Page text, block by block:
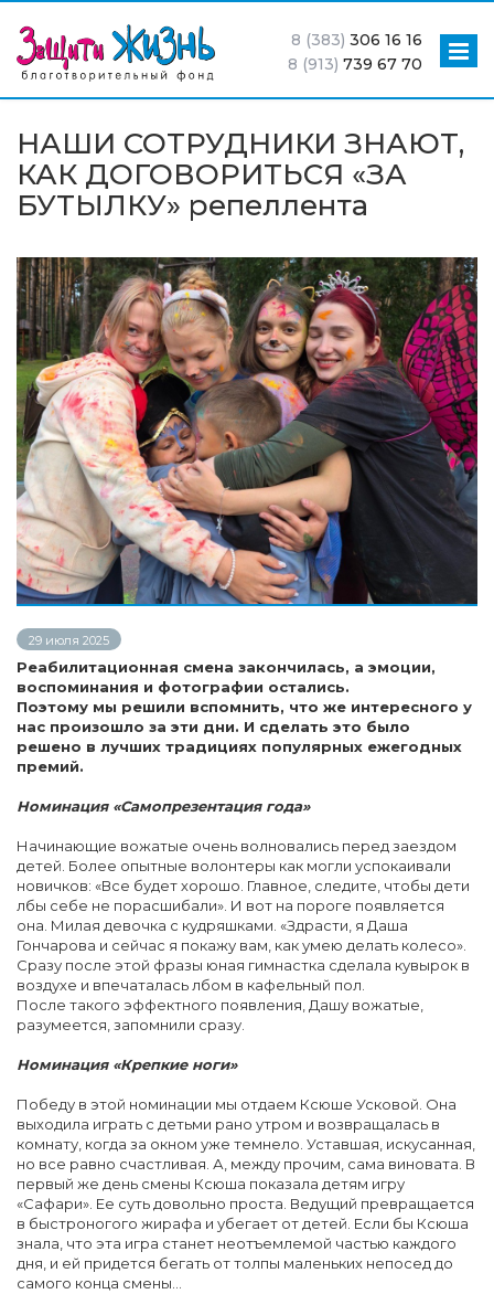
8 (383) 306 16 16
8 (913) 739 67 70
НАШИ СОТРУДНИКИ ЗНАЮТ,
КАК ДОГОВОРИТЬСЯ «ЗА
БУТЫЛКУ» репеллента
29 июля 2025
Реабилитационная смена закончилась, а эмоции,
воспоминания и фотографии остались.
Поэтому мы решили вспомнить, что же интересного у
нас произошло за эти дни. И сделать это было
решено в лучших традициях популярных ежегодных
премий.
Номинация «Самопрезентация года»
Начинающие вожатые очень волновались перед заездом
детей. Более опытные волонтеры как могли успокаивали
новичков: «Все будет хорошо. Главное, следите, чтобы дети
лбы себе не порасшибали». И вот на пороге появляется
она. Милая девочка с кудряшками. «Здрасти, я Даша
Гончарова и сейчас я покажу вам, как умею делать колесо».
Сразу после этой фразы юная гимнастка сделала кувырок в
воздухе и впечаталась лбом в кафельный пол.
После такого эффектного появления, Дашу вожатые,
разумеется, запомнили сразу.
Номинация «Крепкие ноги»
Победу в этой номинации мы отдаем Ксюше Усковой. Она
выходила играть с детьми рано утром и возвращалась в
комнату, когда за окном уже темнело. Уставшая, искусанная,
но все равно счастливая. А, между прочим, сама виновата. В
первый же день смены Ксюша показала детям игру
«Сафари». Ее суть довольно проста. Ведущий превращается
в быстроногого жирафа и убегает от детей. Если бы Ксюша
знала, что эта игра станет неотъемлемой частью каждого
дня, и ей придется бегать от толпы маленьких непосед до
самого конца смены…